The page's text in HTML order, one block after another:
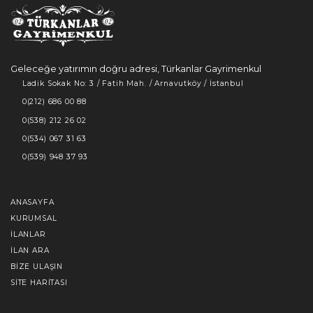
Geleceğe yatırımın doğru adresi, Türkanlar Gayrimenkul
Ladik Sokak No: 3 / Fatih Mah. / Arnavutköy / İstanbul
0(212) 686 00 88
0(538) 212 26 02
0(534) 067 31 63
0(539) 948 37 93
ANASAYFA
KURUMSAL
İLANLAR
İLAN ARA
BIZE ULAŞIN
SITE HARITASI